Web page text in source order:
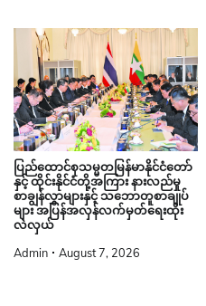
ပြည်ထောင်စုသမ္မတမြန်မာနိုင်ငံတော်
နှင့် ထိုင်းနိုင်ငံတို့အကြား နားလည်မှု
စာချွန်လွှာများနှင့် သဘောတူစာချုပ်
များ အပြန်အလှန်လက်မှတ်ရေးထိုး
လဲလှယ်
Admin August 7, 2026